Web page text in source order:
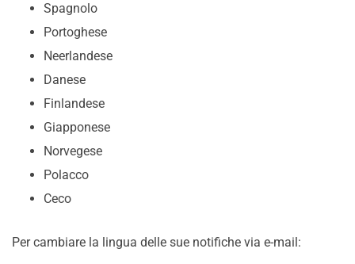
Spagnolo
Portoghese
Neerlandese
Danese
Finlandese
Giapponese
Norvegese
Polacco
Ceco
Per cambiare la lingua delle sue notifiche via e-mail: